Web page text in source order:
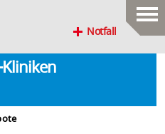
Notfall